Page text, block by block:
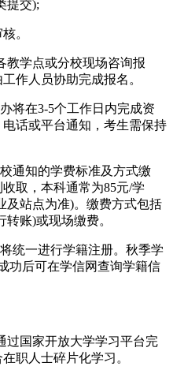
提交);
。
教学点或分校现场咨询报
作人员协助完成报名。
将在3-5个工作日内完成资
话或平台通知，考生需保持
通知的学费标准及方式缴
取，本科通常为85元/学
及站点为准)。缴费方式包括
账)或现场缴费。
统一进行学籍注册。秋季学
功后可在学信网查询学籍信
过国家开放大学学习平台完
职人士碎片化学习。